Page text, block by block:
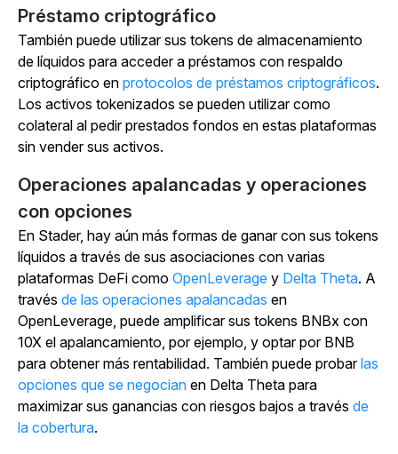
Préstamo criptográfico
También puede utilizar sus tokens de almacenamiento
de líquidos para acceder a préstamos con respaldo
criptográfico en protocolos de préstamos criptográficos.
Los activos tokenizados se pueden utilizar como
colateral al pedir prestados fondos en estas plataformas
sin vender sus activos.
Operaciones apalancadas y operaciones
con opciones
En Stader, hay aún más formas de ganar con sus tokens
líquidos a través de sus asociaciones con varias
plataformas DeFi como OpenLeverage y Delta Theta. A
través de las operaciones apalancadas en
OpenLeverage, puede amplificar sus tokens BNBx con
10X el apalancamiento, por ejemplo, y optar por BNB
para obtener más rentabilidad. También puede probarlas
opciones que se negocian en Delta Theta para
maximizar sus ganancias con riesgos bajos a través de
la cobertura.